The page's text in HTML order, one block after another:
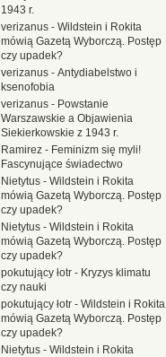
1943 r.
verizanus - Wildstein i Rokita
mówią Gazetą Wyborczą. Postęp
czy upadek?
verizanus - Antydiabelstwo i
ksenofobia
verizanus - Powstanie
Warszawskie a Objawienia
Siekierkowskie z 1943 r.
Ramirez - Feminizm się myli!
Fascynujące świadectwo
Nietytus - Wildstein i Rokita
mówią Gazetą Wyborczą. Postęp
czy upadek?
Nietytus - Wildstein i Rokita
mówią Gazetą Wyborczą. Postęp
czy upadek?
pokutujący łotr - Kryzys klimatu
czy nauki
pokutujący łotr - Wildstein i Rokita
mówią Gazetą Wyborczą. Postęp
czy upadek?
Nietytus - Wildstein i Rokita